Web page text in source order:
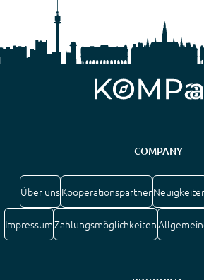
COMPANY
Über unsKooperationspartner
ImpressumZahlungsmöglichkeiten